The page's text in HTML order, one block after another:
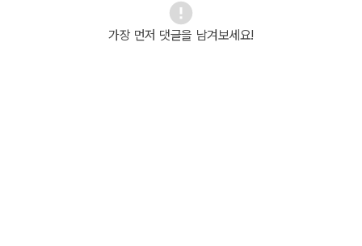
가장 먼저 댓글을 남겨보세요!